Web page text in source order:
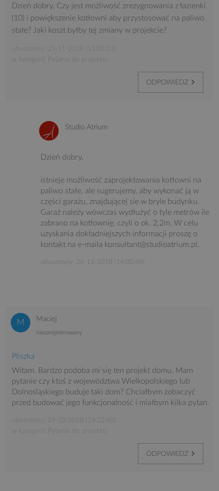
Dzień dobry. Czy jest możliwość zrezygnowania z łazienki
(10) i powiększenie kotłowni aby przystosować na paliwo
stałe? Jaki koszt byłby tej zmiany w projekcie?
utworzony: 25-11-2018 (15:05:53)
w kategorii: Pytania do projektu
ODPOWIEDZ
Studio Atrium
Dzień dobry,
istnieje możliwość zaprojektowania kotłowni na
paliwo stałe, ale sugerujemy, aby wykonać ją w
części garażu, znajdującej sie w bryle budynku.
Garaż należy wówczas wydłużyć o tyle metrów ile
zabrano na kotłownię, czyli o ok. 2,2m. W celu
uzyskania dokładniejszych informacji proszę o
kontakt na e-maila konsultant@studioatrium.pl.
utworzony: 26-11-2018 (14:00:48)
Maciej
niezarejestrowany
Pliszka
Witam. Bardzo podoba mi się ten projekt domu. Mam
pytanie czy ktoś z województwa Wielkopolskiego lub
Dolnośląskiego buduje taki dom? Chciałbym zobaczyć
przed budować jego funkcjonalność i miałbym kilka pytań.
utworzony: 29-10-2018 (14:22:40)
w kategorii: Pytania do projektu
ODPOWIEDZ